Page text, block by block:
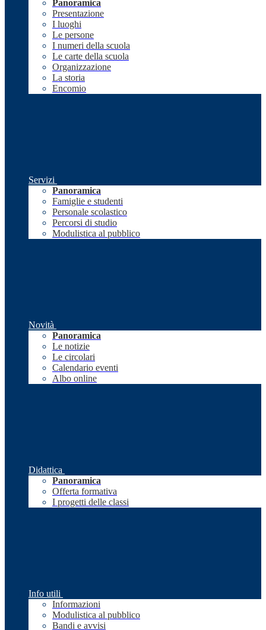
Panoramica
Presentazione
I luoghi
Le persone
I numeri della scuola
Le carte della scuola
Organizzazione
La storia
Encomio
Servizi
Panoramica
Famiglie e studenti
Personale scolastico
Percorsi di studio
Modulistica al pubblico
Novità
Panoramica
Le notizie
Le circolari
Calendario eventi
Albo online
Didattica
Panoramica
Offerta formativa
I progetti delle classi
Info utili
Informazioni
Modulistica al pubblico
Bandi e avvisi